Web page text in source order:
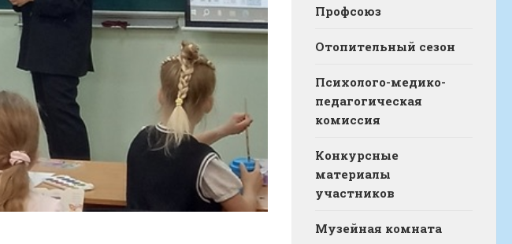
Профсоюз
Отопительный сезон
Психолого-медико-
педагогическая
комиссия
Конкурсные
материалы
участников
Музейная комната